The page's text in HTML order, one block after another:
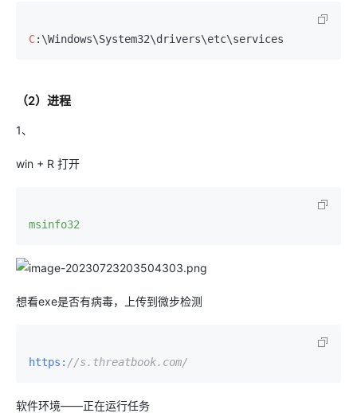
C
（2）进程
1、
win + R 打开
msinfo32
想看exe是否有病毒，上传到微步检测
https: //s.threatbook.com/
软件环境——正在运行任务